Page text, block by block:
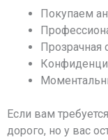
Покупаем
Прозрачная
Если вам
дорого, но у вас